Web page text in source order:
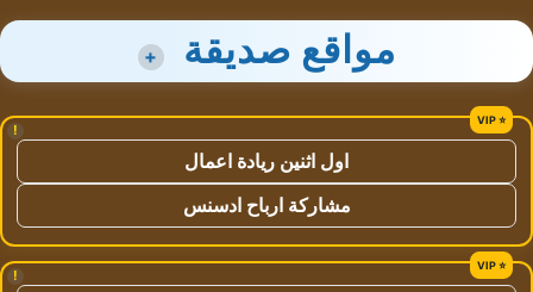
مواقع صديقة +
!
اول اثنين ريادة اعمال
مشاركة ارباح ادسنس
!